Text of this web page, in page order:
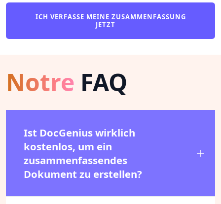
ICH VERFASSE MEINE ZUSAMMENFASSUNG
JETZT
Notre FAQ
Ist DocGenius wirklich
kostenlos, um ein
zusammenfassendes
Dokument zu erstellen?